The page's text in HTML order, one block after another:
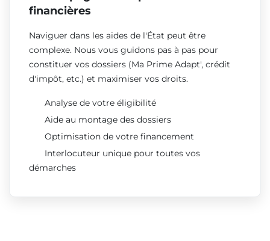
financières
Naviguer dans les aides de l'État peut être
complexe. Nous vous guidons pas à pas pour
constituer vos dossiers (Ma Prime Adapt', crédit
d'impôt, etc.) et maximiser vos droits.
Analyse de votre éligibilité
Aide au montage des dossiers
Optimisation de votre financement
Interlocuteur unique pour toutes vos
démarches